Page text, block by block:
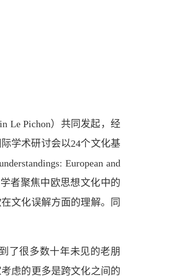
Pichon）共同发起，经
学术研讨会以24个文化基
European and
者聚焦中欧思想文化中的
文化误解方面的理解。同
了很多数十年未见的老朋
虑的更多是跨文化之间的